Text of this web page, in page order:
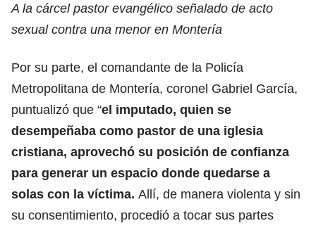
A la cárcel pastor evangélico señalado de acto
sexual contra una menor en Montería
Por su parte, el comandante de la Policía
Metropolitana de Montería, coronel Gabriel García,
puntualizó que “el imputado, quien se
desempeñaba como pastor de una iglesia
cristiana, aprovechó su posición de confianza
para generar un espacio donde quedarse a
solas con la víctima. Allí, de manera violenta y sin
su consentimiento, procedió a tocar sus partes